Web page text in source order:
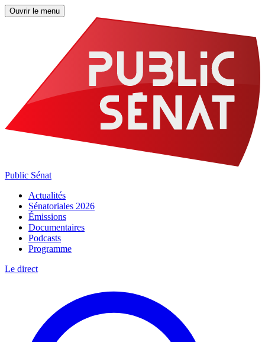
Ouvrir le menu
Public Sénat
Actualités
Sénatoriales 2026
Émissions
Documentaires
Podcasts
Programme
Le direct